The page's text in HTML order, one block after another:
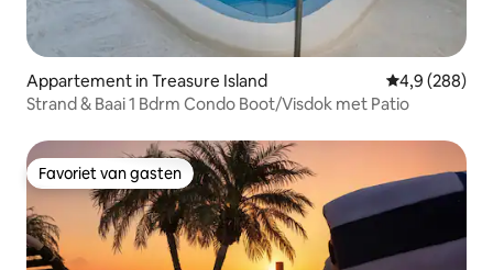
Appartement in Treasure Island Gemiddelde
4,9 (288)
Strand & Baai 1 Bdrm Condo Boot/Visdok met Patio
Favoriet van gasten
Favoriet van gasten